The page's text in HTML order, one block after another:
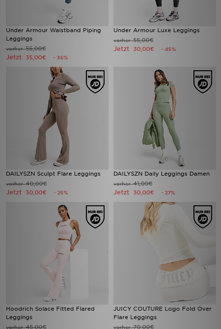
Under Armour Waistband Piping
Leggings
vorher55,00€
Jetzt 35,00€ - 36%
Under Armour Luxe Leggings
vorher55,00€
Jetzt 30,00€ - 45%
DAILYSZN Sculpt Flare Leggings
vorher40,00€
Jetzt 30,00€ - 25%
DAILYSZN Daily Leggings Damen
vorher41,00€
Jetzt 30,00€ - 27%
Hoodrich Solace Fitted Flared
Leggings
vorher45,00€
JUICY COUTURE Logo Fold Over
Flare Leggings
vorher70,00€